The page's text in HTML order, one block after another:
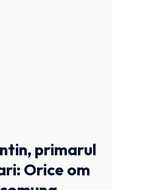
primarul
Orice om